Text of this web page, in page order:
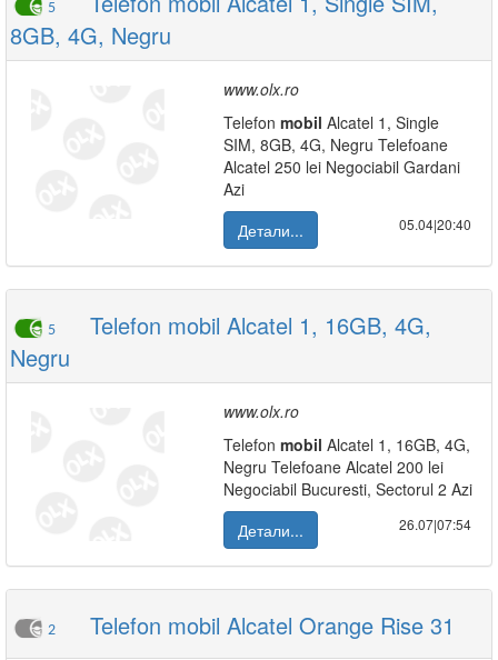
5
8GB, 4G, Negru
www.olx.ro
Telefon mobil Alcatel 1, Single
SIM, 8GB, 4G, Negru Telefoane
Alcatel 250 lei Negociabil Gardani
Azi
Детали...
05.04|20:40
5
Telefon mobil Alcatel 1, 16GB, 4G,
Negru
www.olx.ro
Telefon mobil Alcatel 1, 16GB, 4G,
Negru Telefoane Alcatel 200 lei
Negociabil Bucuresti, Sectorul 2 Azi
Детали...
26.07|07:54
2 Telefon mobil Alcatel Orange Rise 31